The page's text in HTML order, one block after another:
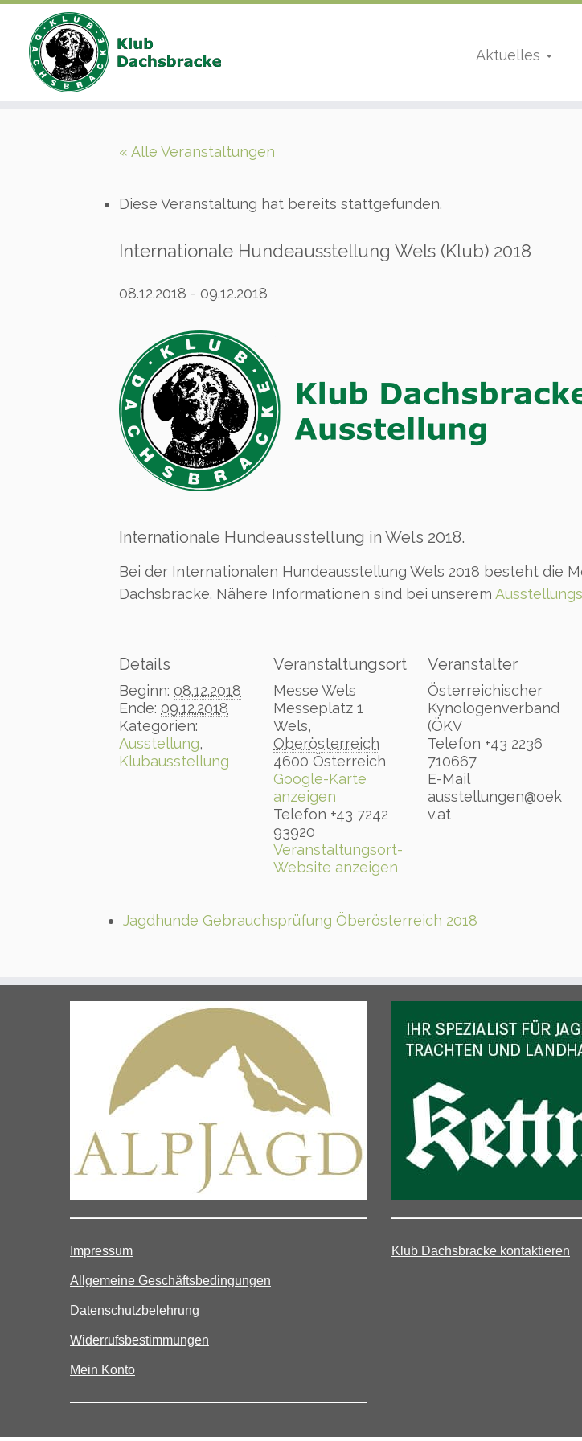
Aktuelles
« Alle Veranstaltungen
Diese Veranstaltung hat bereits stattgefunden.
Internationale Hundeausstellung Wels (Klub) 2018
08.12.2018 - 09.12.2018
Internationale Hundeausstellung in Wels 2018.
Bei der Internationalen Hundeausstellung Wels 2018 besteht die
Dachsbracke. Nähere Informationen sind bei unserem
Details
Beginn: 08.12.2018
Ende: 09.12.2018
Kategorien:
Ausstellung,
Klubausstellung
Veranstaltungsort
Messe Wels
Messeplatz 1
Wels,
Oberösterreich
4600 Österreich
Google-Karte
anzeigen
Telefon +43 7242
93920
Veranstaltungsort-
Website anzeigen
Veranstalter
Österreichischer
Kynologenverband
(ÖKV
Telefon +43 2236
710667
E-Mail
ausstellungen@oek
v.at
Jagdhunde Gebrauchsprüfung Öberösterreich 2018
Impressum
Allgemeine Geschäftsbedingungen
Datenschutzbelehrung
Widerrufsbestimmungen
Mein Konto
Klub Dachsbracke kontaktieren